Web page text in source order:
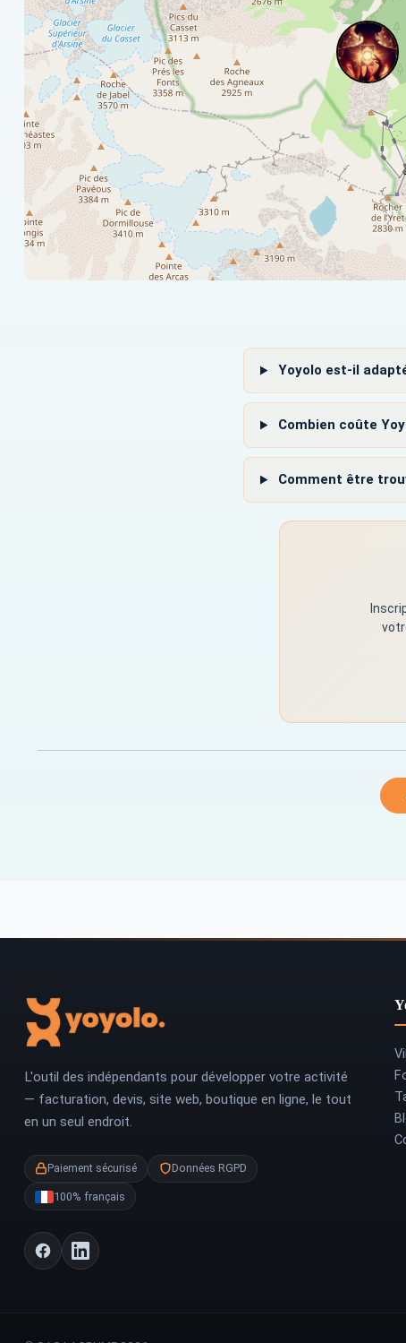
Yoyolo est-il
Combien coûte
Comment être
L'outil des indépendants pour développer votre activité
— facturation, devis, site web, boutique en ligne, le tout
en un seul endroit.
Paiement sécurisé Données RGPD
100% français